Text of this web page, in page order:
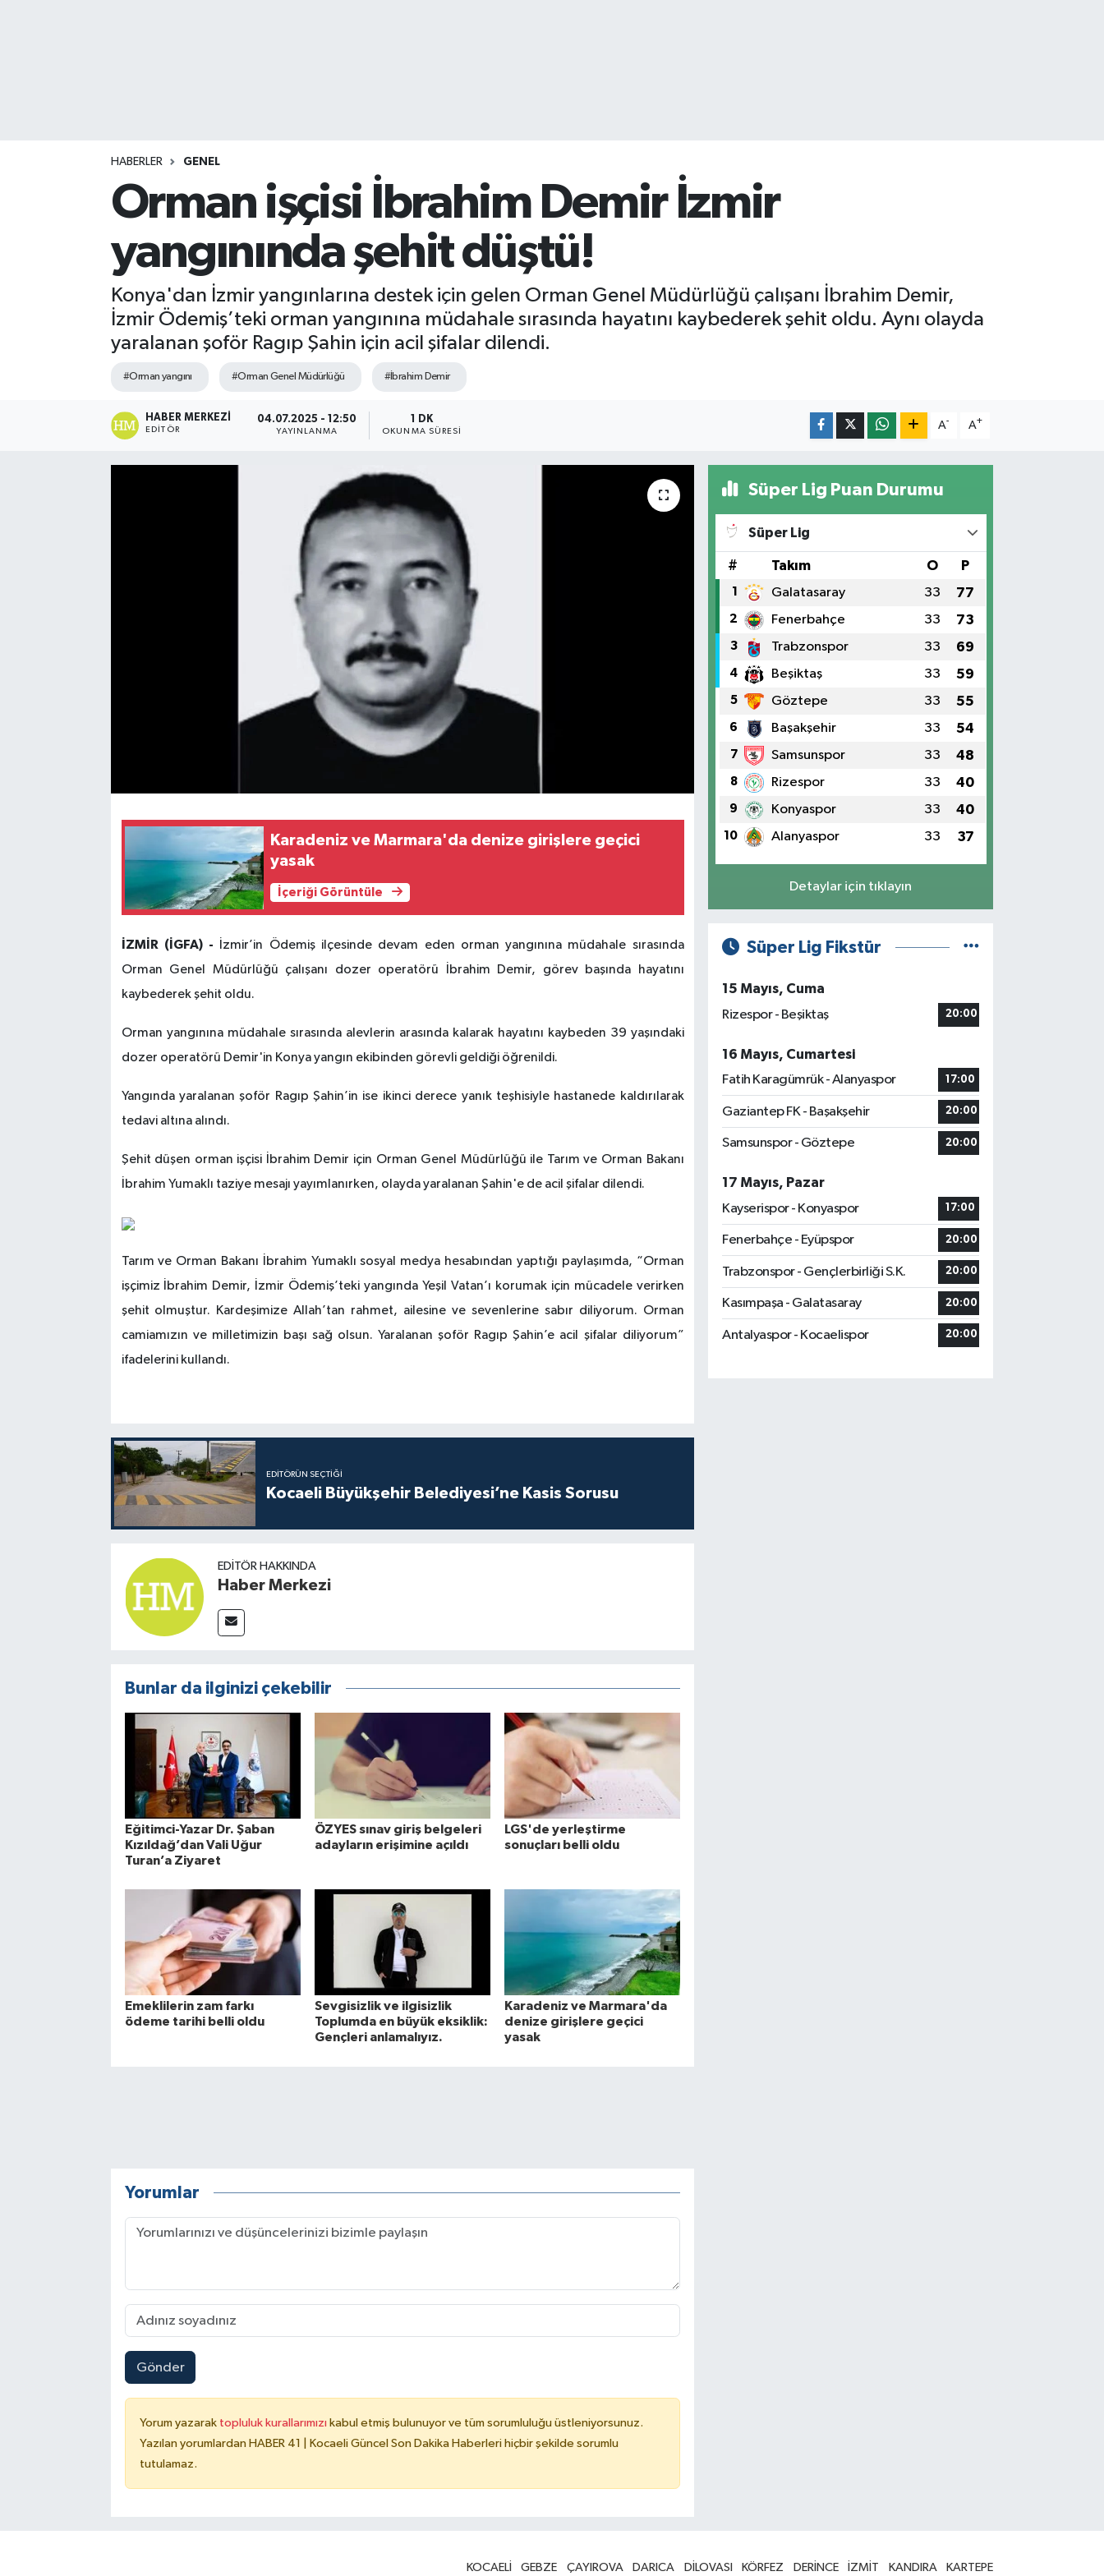
HABERLER GENEL
Orman işçisi İbrahim Demir İzmir
yangınında şehit düştü!
Konya'dan İzmir yangınlarına destek için gelen Orman Genel Müdürlüğü çalışanı İbrahim Demir,
İzmir Ödemiş’teki orman yangınına müdahale sırasında hayatını kaybederek şehit oldu. Aynı olayda
yaralanan şoför Ragıp Şahin için acil şifalar dilendi.
#Orman yangını #Orman Genel Müdürlüğü #İbrahim Demir
HABER MERKEZI
EDITÖR
04.07.2025 - 12:50
YAYINLANMA
1 DK
OKUNMA SÜRESI
A- A+
Karadeniz ve Marmara'da denize girişlere geçici
yasak
İçeriği Görüntüle
İZMİR (İGFA) - İzmir’in Ödemiş ilçesinde devam eden orman yangınına müdahale sırasında
Orman Genel Müdürlüğü çalışanı dozer operatörü İbrahim Demir, görev başında hayatını
kaybederek şehit oldu.
Orman yangınına müdahale sırasında alevlerin arasında kalarak hayatını kaybeden 39 yaşındaki
dozer operatörü Demir'in Konya yangın ekibinden görevli geldiği öğrenildi.
Yangında yaralanan şoför Ragıp Şahin’in ise ikinci derece yanık teşhisiyle hastanede kaldırılarak
tedavi altına alındı.
Şehit düşen orman işçisi İbrahim Demir için Orman Genel Müdürlüğü ile Tarım ve Orman Bakanı
İbrahim Yumaklı taziye mesajı yayımlanırken, olayda yaralanan Şahin'e de acil şifalar dilendi.
Tarım ve Orman Bakanı İbrahim Yumaklı sosyal medya hesabından yaptığı paylaşımda, “Orman
işçimiz İbrahim Demir, İzmir Ödemiş’teki yangında Yeşil Vatan’ı korumak için mücadele verirken
şehit olmuştur. Kardeşimize Allah’tan rahmet, ailesine ve sevenlerine sabır diliyorum. Orman
camiamızın ve milletimizin başı sağ olsun. Yaralanan şoför Ragıp Şahin’e acil şifalar diliyorum”
ifadelerini kullandı.
EDITÖRÜN SEÇTIĞI
Kocaeli Büyükşehir Belediyesi’ne Kasis Sorusu
EDITÖR HAKKINDA
Haber Merkezi
Bunlar da ilginizi çekebilir
Eğitimci-Yazar Dr. Şaban
Kızıldağ’dan Vali Uğur
Turan’a Ziyaret
ÖZYES sınav giriş belgeleri
adayların erişimine açıldı
LGS'de yerleştirme
sonuçları belli oldu
Emeklilerin zam farkı
ödeme tarihi belli oldu
Sevgisizlik ve ilgisizlik
Toplumda en büyük eksiklik:
Gençleri anlamalıyız.
Karadeniz ve Marmara'da
denize girişlere geçici
yasak
Yorumlar
Gönder
Yorum yazarak topluluk kurallarımızı kabul etmiş bulunuyor ve tüm sorumluluğu üstleniyorsunuz.
Yazılan yorumlardan HABER 41 | Kocaeli Güncel Son Dakika Haberleri hiçbir şekilde sorumlu
tutulamaz.
Süper Lig Puan Durumu
Süper Lig
# Takım O P
1 Galatasaray 33 77
2 Fenerbahçe 33 73
3 Trabzonspor 33 69
4 Beşiktaş 33 59
5 Göztepe 33 55
6 Başakşehir 33 54
7 Samsunspor 33 48
8 Rizespor 33 40
9 Konyaspor 33 40
10 Alanyaspor 33 37
Detaylar için tıklayın
Süper Lig Fikstür
15 Mayıs, Cuma
Rizespor - Beşiktaş
20:00
16 Mayıs, Cumartesi
Fatih Karagümrük - Alanyaspor
17:00
Gaziantep FK - Başakşehir 20:00
Samsunspor - Göztepe 20:00
17 Mayıs, Pazar
Kayserispor - Konyaspor
17:00
Fenerbahçe - Eyüpspor 20:00
Trabzonspor - Gençlerbirliği S.K. 20:00
Kasımpaşa - Galatasaray 20:00
Antalyaspor - Kocaelispor 20:00
KOCAELİ GEBZE ÇAYIROVA DARICA DİLOVASI KÖRFEZ DERİNCE İZMİT KANDIRA KARTEPE